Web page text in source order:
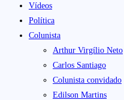
Vídeos
Política
Colunista
Arthur Virgílio Neto
Carlos Santiago
Colunista convidado
Edilson Martins